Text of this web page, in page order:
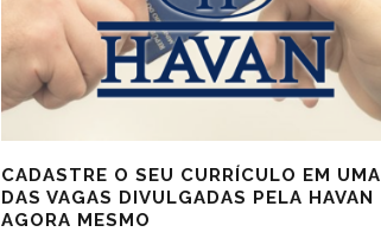
CADASTRE O SEU CURRÍCULO EM UMA
DAS VAGAS DIVULGADAS PELA HAVAN
AGORA MESMO